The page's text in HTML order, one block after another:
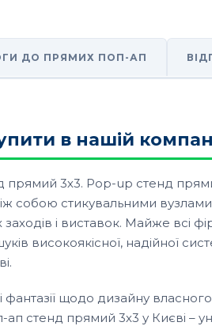
ДО ПРЯМИХ ПОП-АП
в нашій
прямий 3х3. Pop-up стенд
собою стикувальними
і виставок. Майже всі
високоякісної, надійної
щодо дизайну
стенд прямий 3х3 у Києві –